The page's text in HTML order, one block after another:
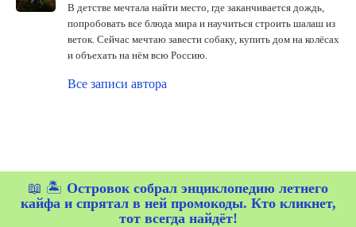
В детстве мечтала найти место, где заканчивается дождь,
попробовать все блюда мира и научиться строить шалаш из
веток. Сейчас мечтаю завести собаку, купить дом на колёсах
и объехать на нём всю Россию.
Все записи автора
📖 🏝️ Островок собрал энциклопедию летнего
кайфа и спрятал в ней промокоды. Кто кликнет,
тот всегда найдёт!